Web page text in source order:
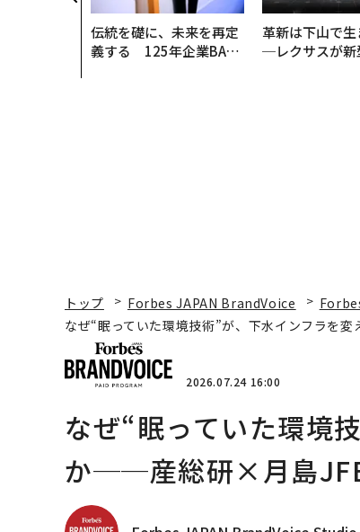
伝統を礎に、未来を再定
義する 125年企業BAT
革新は下山で
─レクサスが新
トップ Forbes JAPAN BrandVoice
なぜ“眠っていた環境技術”が、下水インフラを
2026.07.24 16:00
なぜ“眠っていた環境
か──産総研×月島